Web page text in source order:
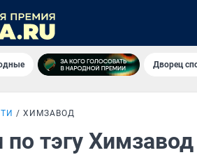
Дворец
ХИМЗАВОД
по тэгу Химзавод